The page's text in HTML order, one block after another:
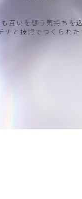
互いを想う気持ちを
ナと技術でつくられ